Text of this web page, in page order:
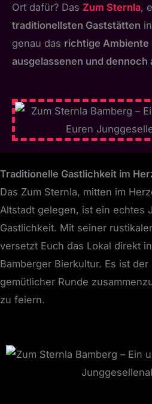
Ort dafür? Das Zum Sternla,
traditionellsten Gaststätten
genau das richtige Ambiente
ausgelassenen und
Traditionelle Gastlichkeit im
Das Zum Sternla, mitten im
Altstadt gelegen, ist ein echtes
Gastlichkeit. Mit seiner
versetzt Euch das Lokal direkt
Bamberger Bierkultur. Es ist
gemütlicher Runde
zu feiern.